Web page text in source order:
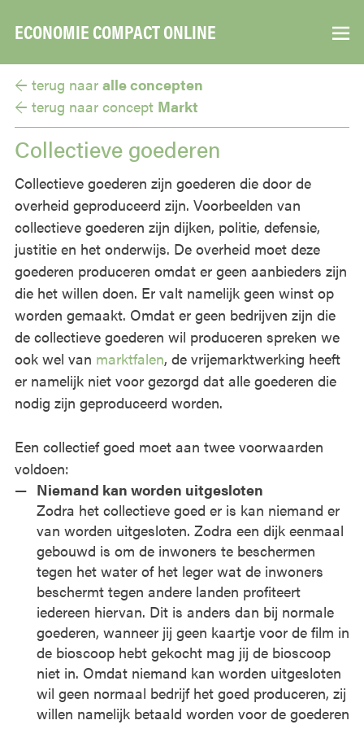
ECONOMIE COMPACT ONLINE ▼
← terug naar alle concepten
← terug naar concept Markt
Collectieve goederen
Collectieve goederen zijn goederen die door de
overheid geproduceerd zijn. Voorbeelden van
collectieve goederen zijn dijken, politie, defensie,
justitie en het onderwijs. De overheid moet deze
goederen produceren omdat er geen aanbieders zijn
die het willen doen. Er valt namelijk geen winst op
worden gemaakt. Omdat er geen bedrijven zijn die
de collectieve goederen wil produceren spreken we
ook wel van marktfalen, de vrijemarktwerking heeft
er namelijk niet voor gezorgd dat alle goederen die
nodig zijn geproduceerd worden.
Een collectief goed moet aan twee voorwaarden
voldoen:
Niemand kan worden uitgesloten
Zodra het collectieve goed er is kan niemand er
van worden uitgesloten. Zodra een dijk eenmaal
gebouwd is om de inwoners te beschermen
tegen het water of het leger wat de inwoners
beschermt tegen andere landen profiteert
iedereen hiervan. Dit is anders dan bij normale
goederen, wanneer jij geen kaartje voor de film in
de bioscoop hebt gekocht mag jij de bioscoop
niet in. Omdat niemand kan worden uitgesloten
wil geen normaal bedrijf het goed produceren, zij
willen namelijk betaald worden voor de goederen